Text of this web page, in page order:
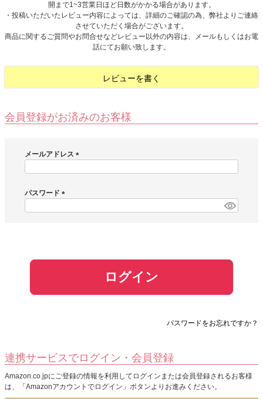
会社概要
お客様へのお知
開まで1~3営業日ほど日数がかかる場合があります。
・投稿いただいたレビュー内容によっては、詳細のご確認の為、弊社よりご連絡
させていただく場合がございます。
商品に関するご質問やお問合せなどレビュー以外の内容は、メールもしくはお電
話にてお願い致します。
レビューを書く
会員登録がお済みのお客様
メールアドレス
)
パスワード
ログイン
パスワードをお忘れですか？
連携サービスでログイン・会員登録
Amazon.co.jpにご登録の情報を利用してログインまたは会員登録されるお客様
は、「Amazonアカウントでログイン」ボタンよりお進みください。